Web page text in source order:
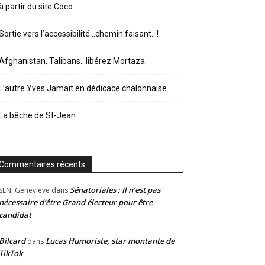
partir du site Coco.
vers l’accessibilité…chemin faisant…!
Talibans…libérez Mortaza
Yves Jamait en dédicace chalonnaise
bêche de St-Jean
récents
Genevieve dansSénatoriales : Il n’est pas
d’être Grand électeur pour être
dans Lucas Humoriste, star montante de